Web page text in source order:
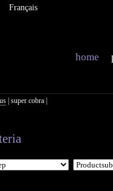
Français
home
| super cobra|